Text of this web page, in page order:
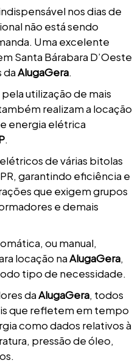
nos dias de
não está sendo
Uma excelente
Santa Bárabara D’Oeste
daAlugaGera.
utilização de mais
realizam a locação
energia elétrica
.
de várias bitolas
garantindo eficiência e
que exigem grupos
e demais
ou manual,
locação naAlugaGera,
tipo de necessidade.
daAlugaGera, todos
que refletem em tempo
como dados relativos à
pressão de óleo,